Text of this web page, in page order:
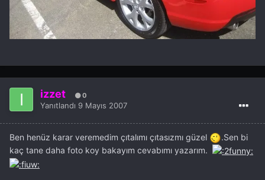
izzet 0
Yanıtlandı 9 Mayıs 2007
Ben henüz karar veremedim çıtalımı çıtasızmı güzel
.Sen bi
kaç tane daha foto koy bakayım cevabımı yazarım.